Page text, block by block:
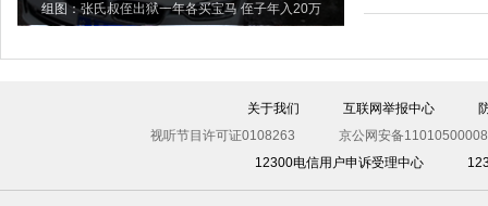
组图：张氏叔侄出狱一年各买宝马 侄子年入20万
关于我们 互联网举报中心
视听节目许可证0108263
京公网安备
12300电信用户申诉受理中心